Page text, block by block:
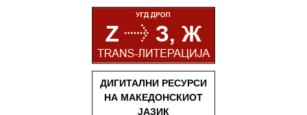
ДИГИТАЛНИ РЕСУРСИ
НА МАКЕДОНСКИОТ
ЈАЗИК